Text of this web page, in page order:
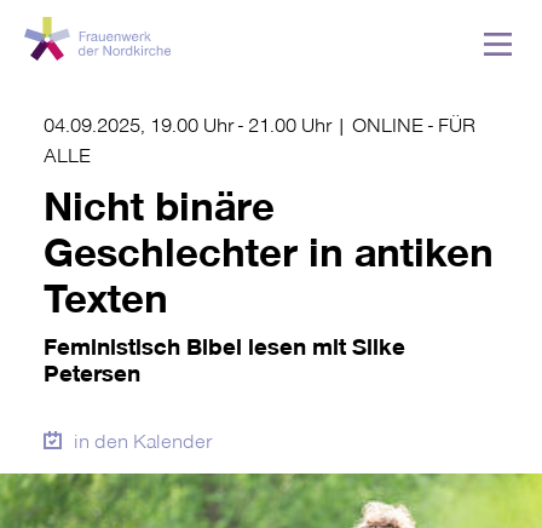
04.09.2025, 19.00 Uhr- 21.00 Uhr| ONLINE - FÜR
ALLE
Nicht binäre
Geschlechter in antiken
Texten
Feministisch Bibel lesen mit Silke
Petersen
in den Kalender